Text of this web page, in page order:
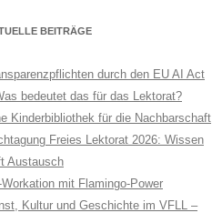
BEITRÄGE
durch den EU AI Act
bedeutet das für das Lektorat?
Kinderbibliothek für die Nachbarschaft
Freies Lektorat 2026: Wissen
Austausch
Workation mit Flamingo-Power
Kultur und Geschichte im VFLL –